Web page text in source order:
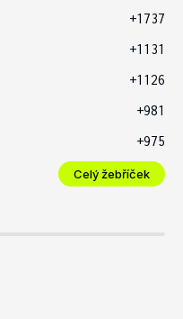
+1737
+1131
+1126
+981
+975
Celý žebříček